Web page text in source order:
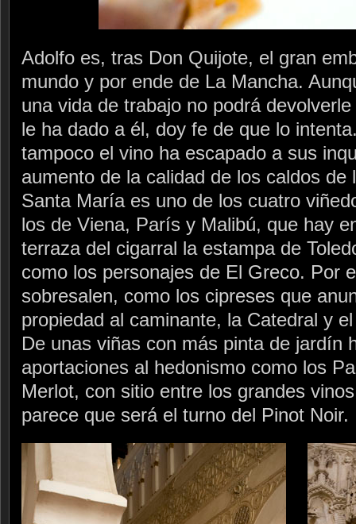
Adolfo es, tras Don Quijote, el gran
mundo y por ende de La Mancha.
una vida de trabajo no podrá
le ha dado a él, doy fe de que lo
tampoco el vino ha escapado a sus
aumento de la calidad de los caldos de
Santa María es uno de los cuatro
los de Viena, París y Malibú, que hay
terraza del cigarral la estampa de
como los personajes de El Greco. Por
sobresalen, como los cipreses que
propiedad al caminante, la Catedral y
De unas viñas con más pinta de jardín
aportaciones al hedonismo como los
Merlot, con sitio entre los grandes
parece que será el turno del Pinot Noir.